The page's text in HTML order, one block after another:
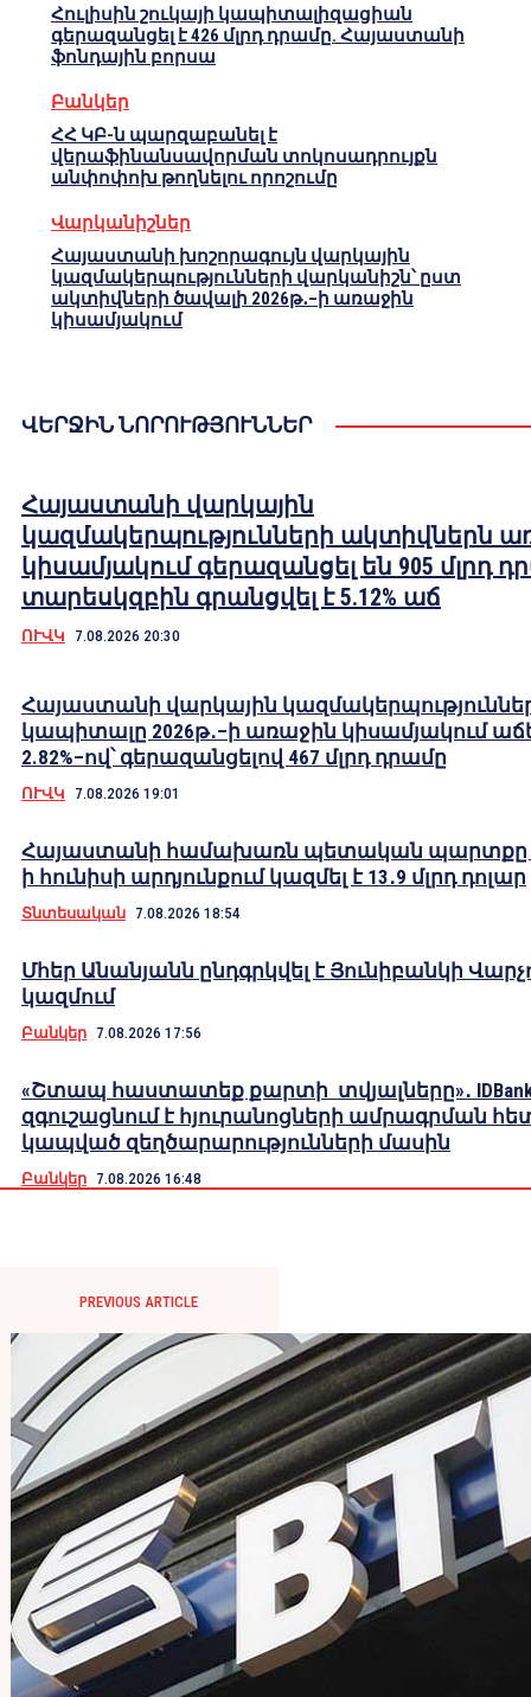
Հուլիսին շուկայի կապիտալիզացիան
գերազանցել է 426 մլրդ դրամը. Հայաստանի
ֆոնդային բորսա
Բանկեր
ՀՀ ԿԲ-ն պարզաբանել է
վերաֆինանսավորման տոկոսադրույքն
անփոփոխ թողնելու որոշումը
Վարկանիշներ
Հայաստանի խոշորագույն վարկային
կազմակերպությունների վարկանիշն՝ ըստ
ակտիվների ծավալի 2026թ․–ի առաջին
կիսամյակում
ՎԵՐՋԻՆ ՆՈՐՈՒԹՅՈՒՆՆԵՐ
Հայաստանի վարկային
կազմակերպությունների ակտիվներն
կիսամյակում գերազանցել են 905 մլրդ
տարեսկզբին գրանցվել է 5.12% աճ
ՈՒՎԿ 7.08.2026 20:30
Հայաստանի վարկային
կապիտալը 2026թ․–ի առաջին կիսամյակում
2.82%–ով՝ գերազանցելով 467 մլրդ դրամը
ՈՒՎԿ 7.08.2026 19:01
Հայաստանի համախառն պետական պարտքը
ի հունիսի արդյունքում կազմել է 13․9 մլրդ դոլար
Տնտեսական 7.08.2026 18:54
Մհեր Անանյանն ընդգրկվել է Յունիբանկի
կազմում
Բանկեր 7.08.2026 17:56
«Շտապ հաստատեք քարտի տվյալները»․
զգուշացնում է հյուրանոցների ամրագրման
կապված զեղծարարությունների մասին
Բանկեր 7.08.2026 16:48
PREVIOUS ARTICLE